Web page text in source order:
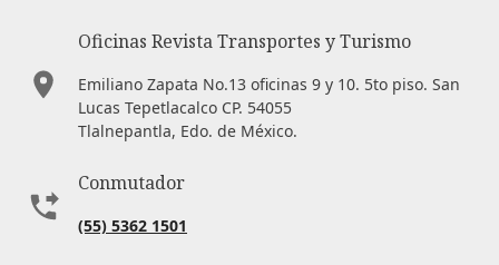
Oficinas Revista Transportes y Turismo
Emiliano Zapata No.13 oficinas 9 y 10. 5to piso. San
Lucas Tepetlacalco CP. 54055
Tlalnepantla, Edo. de México.
Conmutador
(55) 5362 1501